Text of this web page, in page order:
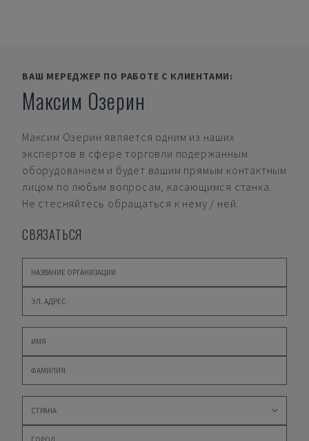
ВАШ МЕРЕДЖЕР ПО РАБОТЕ С КЛИЕНТАМИ:
Максим Озерин
Максим Озерин является одним из наших
экспертов в сфере торговли подержанным
оборудованием и будет вашим прямым контактным
лицом по любым вопросам, касающимся станка.
Не стесняйтесь обращаться к нему / ней.
СВЯЗАТЬСЯ